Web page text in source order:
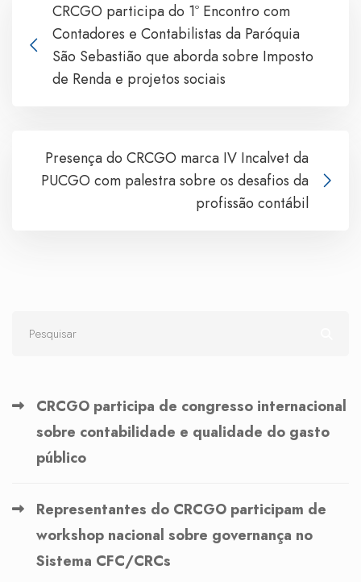
CRCGO participa do 1º Encontro com
Contadores e Contabilistas da Paróquia
São Sebastião que aborda sobre Imposto
de Renda e projetos sociais
Presença do CRCGO marca IV Incalvet da
PUCGO com palestra sobre os desafios da
profissão contábil
CRCGO participa de congresso internacional
sobre contabilidade e qualidade do gasto
público
Representantes do CRCGO participam de
workshop nacional sobre governança no
Sistema CFC/CRCs